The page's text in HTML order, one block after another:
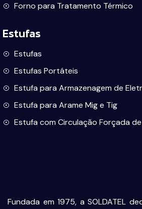
Fundada em 1975, a SOLDATEL
Forno para Tratamento Térmico
Estufas
Estufas
Estufas Portáteis
Estufa para Armazenagem de
Estufa para Arame Mig e Tig
Estufa com Circulação Forçada